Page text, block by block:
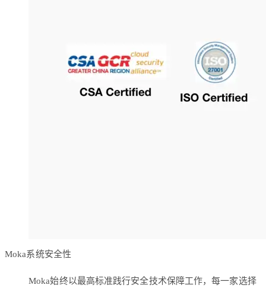
Moka系统安全性
Moka始终以最高标准践行安全技术保障工作，每一家选择